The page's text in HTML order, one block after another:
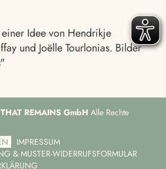
Idee von Hendrikje
und Joëlle Tourlonias. Bilder
REMAINS GmbH Alle Rechte
IMPRESSUM
& MUSTER-WIDERRUFSFORMULAR